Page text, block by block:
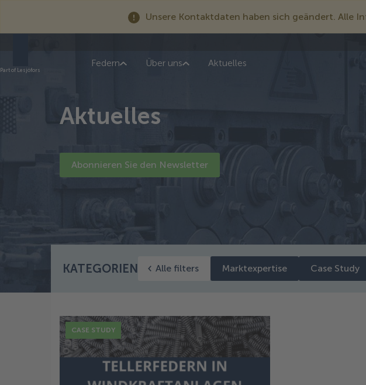
Unsere Kontaktdaten haben sich geändert.
Part of Lesjöfors
Federn
Über uns Aktuelles
Aktuelles
Abonnieren Sie den Newsletter
KATEGORIEN Alle filters Marktexpertise Case Study
CASE STUDY